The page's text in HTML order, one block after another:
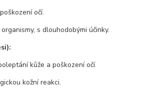
očí.
s dlouhodobými účinky.
kůže a poškození očí.
kožní reakci.